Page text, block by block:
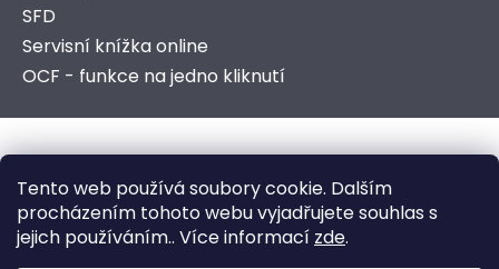
Tento web používá soubory cookie. Dalším
procházením tohoto webu vyjadřujete souhlas s
jejich používáním.. Více informací zde.
SFD
Servisní knížka online
OCF - funkce na jedno kliknutí
vyhrazena.
Vytvořeno ve spolupráci s marketingovou agenturou